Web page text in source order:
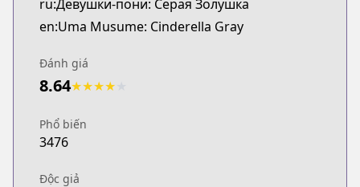
Book☆Walker
https://bookwalker.jp/series/284416/list
ru:Девушки-пони: Серая Золушка
en:Uma Musume: Cinderella Gray
Đánh giá
8.64★★★★
Phổ biến
3476
Độc giả